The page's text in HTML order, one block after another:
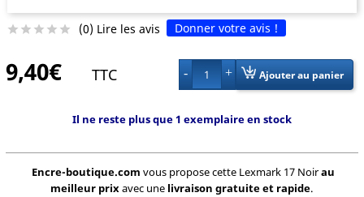
     (0) Lire les avis Donner votre avis !
9,40€ TTC 1 Ajouter au panier
Il ne reste plus que 1 exemplaire en stock
Encre-boutique.com vous propose cette Lexmark 17 Noirau
meilleur prixavec une livraison gratuite et rapide.